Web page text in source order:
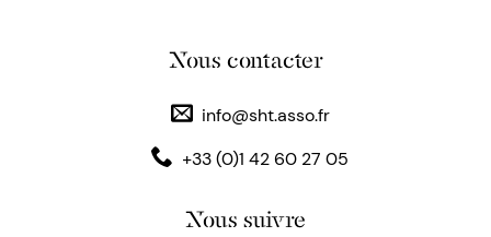
Nous contacter
info@sht.asso.fr
+33 (0)1 42 60 27 05
Nous suivre